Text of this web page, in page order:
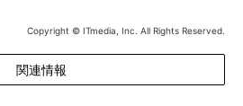
Copyright © ITmedia, Inc. All Rights Reserved.
関連情報